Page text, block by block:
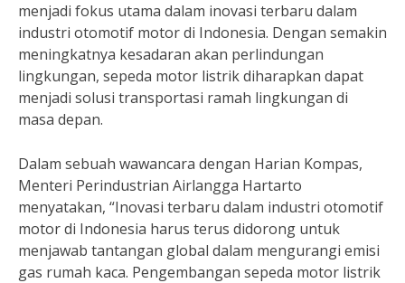
menjadi fokus utama dalam inovasi terbaru dalam
industri otomotif motor di Indonesia. Dengan semakin
meningkatnya kesadaran akan perlindungan
lingkungan, sepeda motor listrik diharapkan dapat
menjadi solusi transportasi ramah lingkungan di
masa depan.
Dalam sebuah wawancara dengan Harian Kompas,
Menteri Perindustrian Airlangga Hartarto
menyatakan, “Inovasi terbaru dalam industri otomotif
motor di Indonesia harus terus didorong untuk
menjawab tantangan global dalam mengurangi emisi
gas rumah kaca. Pengembangan sepeda motor listrik